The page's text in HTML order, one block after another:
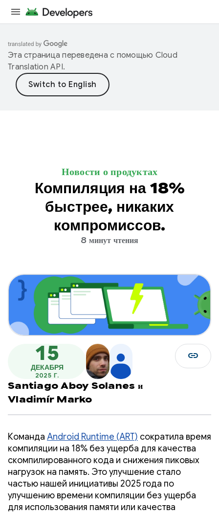
Эта страница переведена с помощью Cloud
Translation API.
Новости о продуктах
Компиляция на 18%
быстрее, никаких
компромиссов.
8 минут чтения
15
ДЕКАБРЯ
2025 Г.
Santiago Aboy Solanes и
Vladimír Marko
link
Команда Android Runtime (ART) сократила время
компиляции на 18% без ущерба для качества
скомпилированного кода и снижения пиковых
нагрузок на память. Это улучшение стало
частью нашей инициативы 2025 года по
улучшению времени компиляции без ущерба
для использования памяти или качества